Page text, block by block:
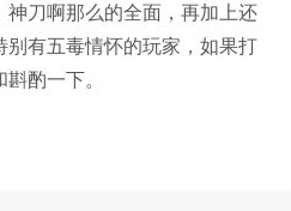
刀啊那么的全面，再加上还
有五毒情怀的玩家，如果打
酌一下。